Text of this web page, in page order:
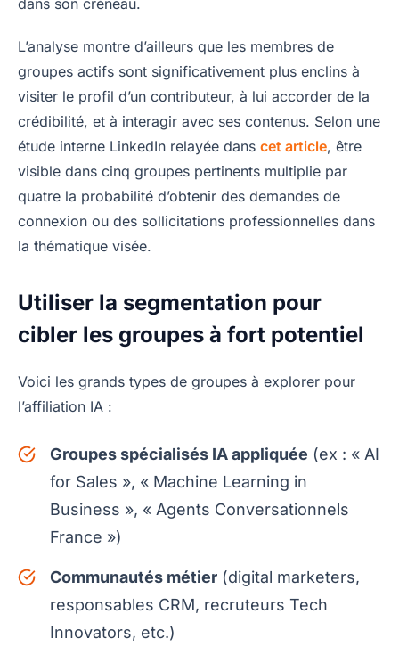
dans son créneau.
L’analyse montre d’ailleurs que les membres de
groupes actifs sont significativement plus enclins à
visiter le profil d’un contributeur, à lui accorder de la
crédibilité, et à interagir avec ses contenus. Selon une
étude interne LinkedIn relayée dans cet article, être
visible dans cinq groupes pertinents multiplie par
quatre la probabilité d’obtenir des demandes de
connexion ou des sollicitations professionnelles dans
la thématique visée.
Utiliser la segmentation pour
cibler les groupes à fort potentiel
Voici les grands types de groupes à explorer pour
l’affiliation IA :
Groupes spécialisés IA appliquée (ex : « AI
for Sales », « Machine Learning in
Business », « Agents Conversationnels
France »)
Communautés métier (digital marketers,
responsables CRM, recruteurs Tech
Innovators, etc.)